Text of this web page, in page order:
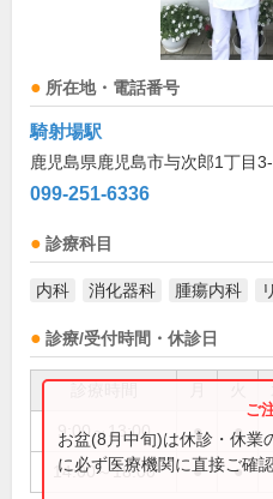
所在地・電話番号
騎射場駅
鹿児島県鹿児島市与次郎1丁目
099-251-6336
診療科目
内科 消化器科 腫瘍内科
診療/受付時間・休診日
9:00～13:00 ● ●
14:00～18:00 ● ●
お盆(8月中旬)は休診・休業
に必ず医療機関に直接ご確